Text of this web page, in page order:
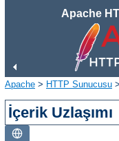
Apache
Apache > HTTP Sunucusu >
İçerik Uzlaşımı